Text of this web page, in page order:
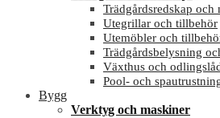
Trädgårdsredskap och
Utegrillar och tillbehör
Utemöbler och
Trädgårdsbelysning
Växthus och
Pool- och
Bygg
Verktyg och maskiner